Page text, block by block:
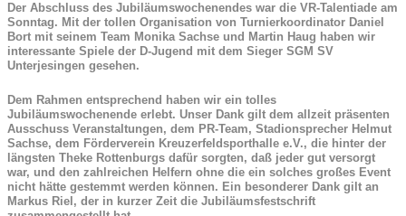
Der Abschluss des Jubiläumswochenendes war die VR-Talentiade am
Sonntag. Mit der tollen Organisation von Turnierkoordinator Daniel
Bort mit seinem Team Monika Sachse und Martin Haug haben wir
interessante Spiele der D-Jugend mit dem Sieger SGM SV
Unterjesingen gesehen.
Dem Rahmen entsprechend haben wir ein tolles
Jubiläumswochenende erlebt. Unser Dank gilt dem allzeit präsenten
Ausschuss Veranstaltungen, dem PR-Team, Stadionsprecher Helmut
Sachse, dem Förderverein Kreuzerfeldsporthalle e.V., die hinter der
längsten Theke Rottenburgs dafür sorgten, daß jeder gut versorgt
war, und den zahlreichen Helfern ohne die ein solches großes Event
nicht hätte gestemmt werden können. Ein besonderer Dank gilt an
Markus Riel, der in kurzer Zeit die Jubiläumsfestschrift